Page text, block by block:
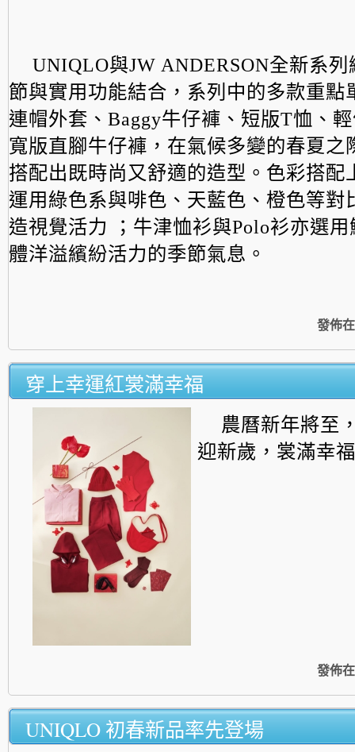
UNIQLO與JW ANDERSON全新系
節與實用功能結合， 系列中的多款重點
連帽外套、Baggy牛仔褲、短版T恤、
寬版直腳牛仔褲，在氣候多變的春夏之
搭配出既時尚又舒適的造型。色彩搭配
運用綠色系與啡色、天藍色、橙色等對
造視覺活力 ；牛津恤衫與Polo衫亦選
體洋溢繽紛活力的季節氣息。
發佈在
穿上幸運紅裳滿幸福
農曆新年將至
迎新歲，裳滿幸
發佈在
UNIQLO 初春新品率先登場